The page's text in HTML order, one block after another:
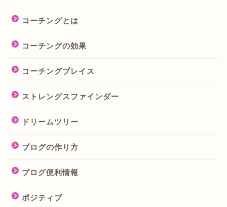
コーチングとは
コーチングの効果
コーチングプレイス
ストレングスファインダー
ドリームツリー
ブログの作り方
ブログ便利情報
ポジティブ